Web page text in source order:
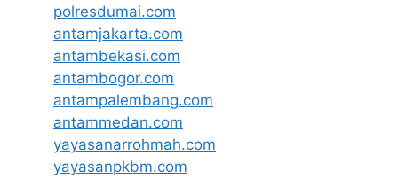
polresdumai.com
antamjakarta.com
antambekasi.com
antambogor.com
antampalembang.com
antammedan.com
yayasanarrohmah.com
yayasanpkbm.com